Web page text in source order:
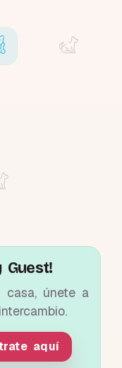
Guest!
únete a
aquí